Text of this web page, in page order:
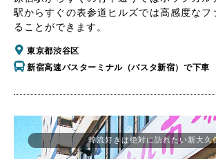
駅からすぐの表参道ヒルズでは高感度なフ
ることができます。
東京都渋谷区
新宿高速バスターミナル（バスタ新宿）で下車
韓流好きは絶対に訪れたい新大久